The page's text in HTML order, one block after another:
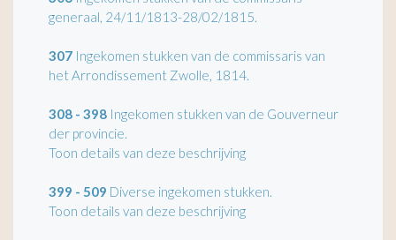
generaal, 24/11/1813-28/02/1815.
307 Ingekomen stukken van de commissaris van
het Arrondissement Zwolle, 1814.
308 - 398 Ingekomen stukken van de Gouverneur
der provincie.
Toon details van deze beschrijving
399 - 509 Diverse ingekomen stukken.
Toon details van deze beschrijving